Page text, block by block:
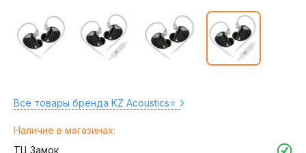
Все товары бренда KZ Acoustics⭐️
Наличие в магазинах:
ТЦ Замок